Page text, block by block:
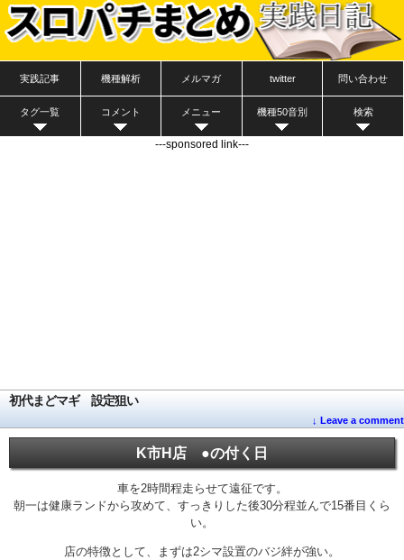
実践記事 機種解析 メルマガ twitter 問い合わせ
タグ一覧 コメント メニュー 機種50音別 検索
---sponsored link---
初代まどマギ 設定狙い
↓ Leave a comment
K市H店 ●の付く日
車を2時間程走らせて遠征です。
朝一は健康ランドから攻めて、すっきりした後30分程並んで15番目くら
い。
店の特徴として、まずは2シマ設置のバジ絆が強い。